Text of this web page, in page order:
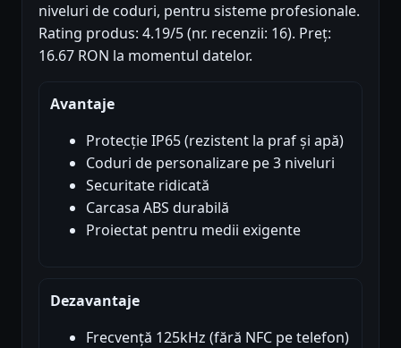
niveluri de coduri, pentru sisteme profesionale.
Rating produs: 4.19/5 (nr. recenzii: 16). Preț:
16.67 RON la momentul datelor.
Avantaje
Protecție IP65 (rezistent la praf și apă)
Coduri de personalizare pe 3 niveluri
Securitate ridicată
Carcasa ABS durabilă
Proiectat pentru medii exigente
Dezavantaje
Frecvență 125kHz (fără NFC pe telefon)